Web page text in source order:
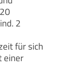
2
für sich
einer